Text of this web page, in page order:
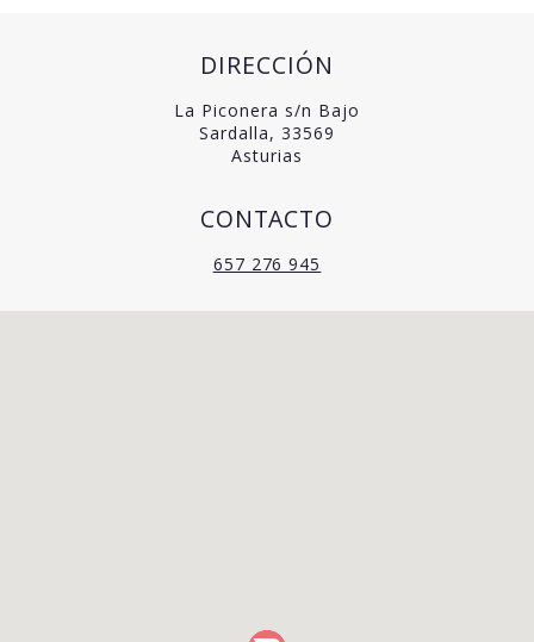
DIRECCIÓN
La Piconera s/n Bajo
Sardalla, 33569
Asturias
CONTACTO
657 276 945